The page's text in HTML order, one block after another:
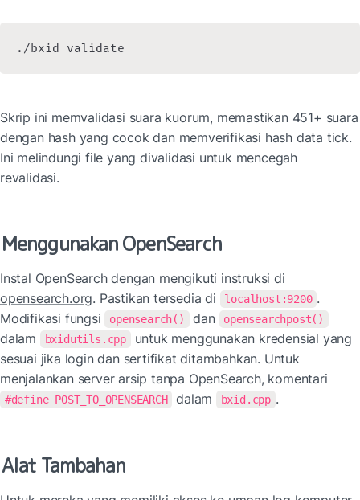
./bxid validate
Skrip ini memvalidasi suara kuorum, memastikan 451+ suara
dengan hash yang cocok dan memverifikasi hash data tick.
Ini melindungi file yang divalidasi untuk mencegah
revalidasi.
Menggunakan OpenSearch
opensearch.org. Pastikan tersedia di localhost:9200 .
Modifikasi fungsi
opensearch() dan opensearchpost()
dalam bxidutils.cpp
untuk menggunakan kredensial yang
sesuai jika login dan sertifikat ditambahkan. Untuk
#define POST_TO_OPENSEARCH dalam bxid.cpp .
Alat Tambahan